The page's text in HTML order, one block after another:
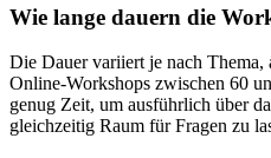
Wie lange dauern​ die
Die Dauer variiert‍ je nach Thema,
Online-Workshops zwischen 60
genug Zeit,⁣ um ausführlich über
gleichzeitig​ Raum ⁢für Fragen ⁢zu